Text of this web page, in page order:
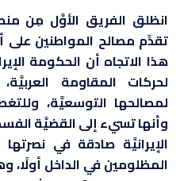
انظلق الفريق الأوَّل مِن
تقدِّم مصالح المواطنين
هذا الاتجاه أن الحكومة
لحركات المقاومة
لمصالحها التوسعيَّة،
وأنها تسيء إلى القضيَّة
الإيرانيَّة صادقة في
المظلومين في الداخل